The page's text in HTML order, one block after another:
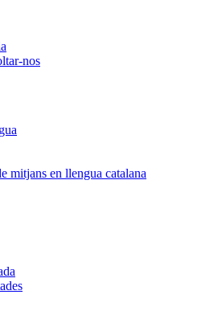
nos
mitjans en llengua catalana